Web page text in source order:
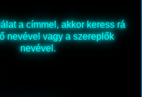
a címmel, akkor keress rá
nevével vagy a szereplők
nevével.